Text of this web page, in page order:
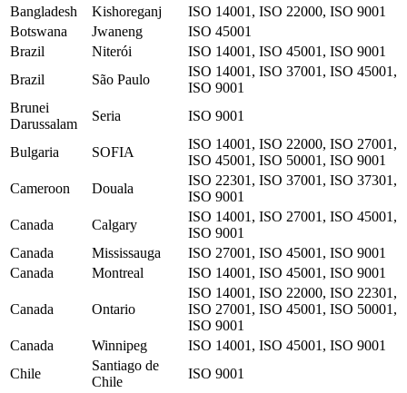
Bangladesh
Kishoreganj
ISO 14001, ISO 22000, ISO 9001
Botswana
Jwaneng
ISO 45001
Brazil
Niterói
ISO 14001, ISO 45001, ISO 9001
Brazil
São Paulo
ISO 14001, ISO 37001, ISO 45001,
ISO 9001
Brunei
Darussalam
Seria ISO 9001
Bulgaria SOFIA
ISO 14001, ISO 22000, ISO 27001,
ISO 45001, ISO 50001, ISO 9001
Cameroon
Douala
ISO 22301, ISO 37001, ISO 37301,
ISO 9001
Canada
Calgary
ISO 14001, ISO 27001, ISO 45001,
ISO 9001
Canada
Mississauga
ISO 27001, ISO 45001, ISO 9001
Canada
Montreal ISO 14001, ISO 45001, ISO 9001
Canada Ontario
ISO 14001, ISO 22000, ISO 22301,
ISO 27001, ISO 45001, ISO 50001,
ISO 9001
Canada
Winnipeg
ISO 14001, ISO 45001, ISO 9001
Chile
Santiago de
Chile
ISO 9001